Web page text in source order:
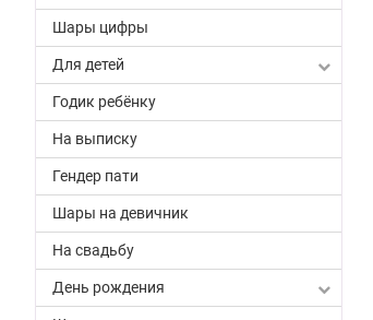
Шары цифры
Для детей
Годик ребёнку
На выписку
Гендер пати
Шары на девичник
На свадьбу
День рождения